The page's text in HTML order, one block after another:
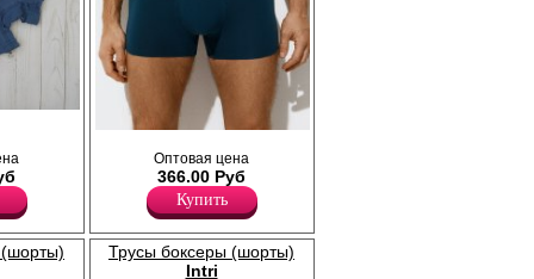
с
50, 2xl-
силуэта, однотонные, из
высококачественного хлопка с
добавлением эластана, повышающий
прочность и качество одежды, создавая
идеальное облегание фигуры. Имеют
среднюю посадку, мягкую и эластичную
открытую резинку по талии с фирменным
Оптовая цена
366.00 Руб
Купить
Трусы боксеры (шорты)
Intri